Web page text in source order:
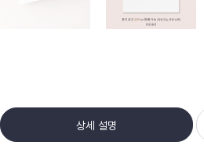
상세 설명